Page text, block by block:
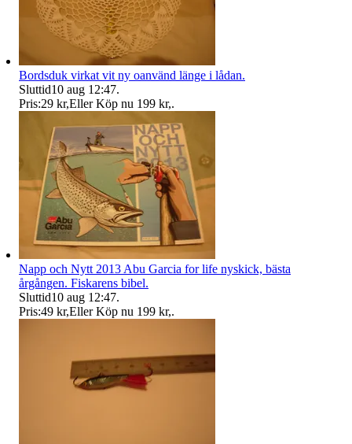
Bordsduk virkat vit ny oanvänd länge i lådan.
Sluttid10 aug 12:47.
Pris:29 kr,Eller Köp nu 199 kr,.
Napp och Nytt 2013 Abu Garcia for life nyskick, bästa
årgången. Fiskarens bibel.
Sluttid10 aug 12:47.
Pris:49 kr,Eller Köp nu 199 kr,.